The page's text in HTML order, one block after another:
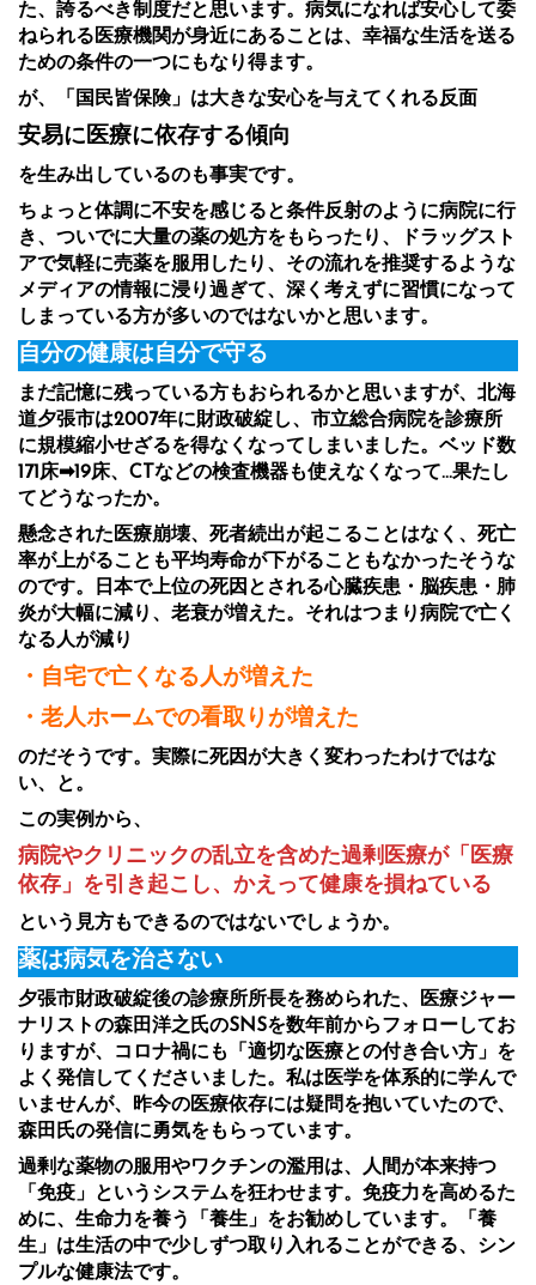
た、誇るべき制度だと思います。病気になれば安心して委
ねられる医療機関が身近にあることは、幸福な生活を送る
ための条件の一つにもなり得ます。
が、「国民皆保険」は大きな安心を与えてくれる反面
安易に医療に依存する傾向
を生み出しているのも事実です。
ちょっと体調に不安を感じると条件反射のように病院に行
き、ついでに大量の薬の処方をもらったり、ドラッグスト
アで気軽に売薬を服用したり、その流れを推奨するような
メディアの情報に浸り過ぎて、深く考えずに習慣になって
しまっている方が多いのではないかと思います。
自分の健康は自分で守る
まだ記憶に残っている方もおられるかと思いますが、北海
道夕張市は2007年に財政破綻し、市立総合病院を診療所
に規模縮小せざるを得なくなってしまいました。ベッド数
171床➡︎19床、CTなどの検査機器も使えなくなって…果たし
てどうなったか。
懸念された医療崩壊、死者続出が起こることはなく、死亡
率が上がることも平均寿命が下がることもなかったそうな
のです。日本で上位の死因とされる心臓疾患・脳疾患・肺
炎が大幅に減り、老衰が増えた。それはつまり病院で亡く
なる人が減り
・自宅で亡くなる人が増えた
・老人ホームでの看取りが増えた
のだそうです。実際に死因が大きく変わったわけではな
い、と。
この実例から、
病院やクリニックの乱立を含めた過剰医療が「医療
依存」を引き起こし、かえって健康を損ねている
という見方もできるのではないでしょうか。
薬は病気を治さない
夕張市財政破綻後の診療所所長を務められた、医療ジャー
ナリストの森田洋之氏のSNSを数年前からフォローしてお
りますが、コロナ禍にも「適切な医療との付き合い方」を
よく発信してくださいました。私は医学を体系的に学んで
いませんが、昨今の医療依存には疑問を抱いていたので、
森田氏の発信に勇気をもらっています。
過剰な薬物の服用やワクチンの濫用は、人間が本来持つ
「免疫」というシステムを狂わせます。免疫力を高めるた
めに、生命力を養う「養生」をお勧めしています。「養
生」は生活の中で少しずつ取り入れることができる、シン
プルな健康法です。